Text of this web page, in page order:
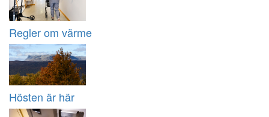
Regler om värme
Hösten är här